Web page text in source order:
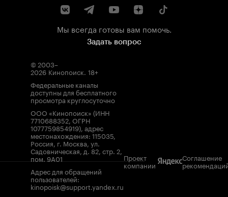
Мы всегда готовы вам помочь.
Задать вопрос
© 2003–
2026 Кинопоиск. 18+
Федеральные каналы
доступны для бесплатного
просмотра круглосуточно
ООО «Кинопоиск» (ИНН
7710688352, ОГРН
1077759854919), адрес
местонахождения: 115035,
Россия, г. Москва, ул.
Садовническая, д. 82, стр. 2,
пом. 9А01
Адрес для обращений
пользователей:
kinopoisk@support.yandex.ru
Проект
компании
Соглашение